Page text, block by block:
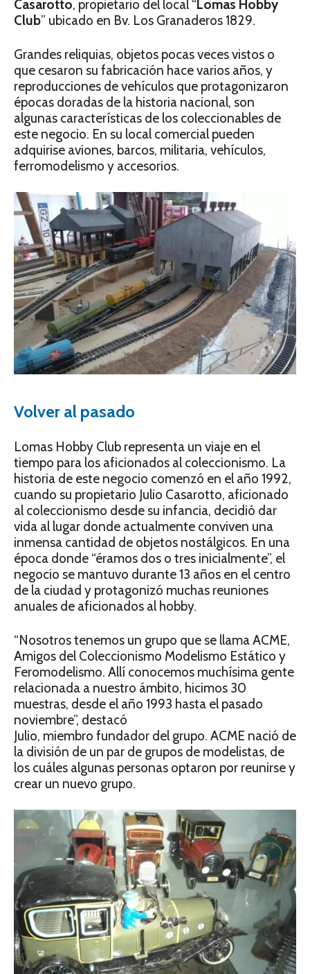
Casarotto, propietario del local “Lomas Hobby
Club” ubicado en Bv. Los Granaderos 1829.
Grandes reliquias, objetos pocas veces vistos o
que cesaron su fabricación hace varios años, y
reproducciones de vehículos que protagonizaron
épocas doradas de la historia nacional, son
algunas características de los coleccionables de
este negocio. En su local comercial pueden
adquirise aviones, barcos, militaria, vehículos,
ferromodelismo y accesorios.
Volver al pasado
Lomas Hobby Club representa un viaje en el
tiempo para los aficionados al coleccionismo. La
historia de este negocio comenzó en el año 1992,
cuando su propietario Julio Casarotto, aficionado
al coleccionismo desde su infancia, decidió dar
vida al lugar donde actualmente conviven una
inmensa cantidad de objetos nostálgicos. En una
época donde “éramos dos o tres inicialmente”, el
negocio se mantuvo durante 13 años en el centro
de la ciudad y protagonizó muchas reuniones
anuales de aficionados al hobby.
“Nosotros tenemos un grupo que se llama ACME,
Amigos del Coleccionismo Modelismo Estático y
Feromodelismo. Allí conocemos muchísima gente
relacionada a nuestro ámbito, hicimos 30
muestras, desde el año 1993 hasta el pasado
noviembre”, destacó
Julio, miembro fundador del grupo. ACME nació de
la división de un par de grupos de modelistas, de
los cuáles algunas personas optaron por reunirse y
crear un nuevo grupo.